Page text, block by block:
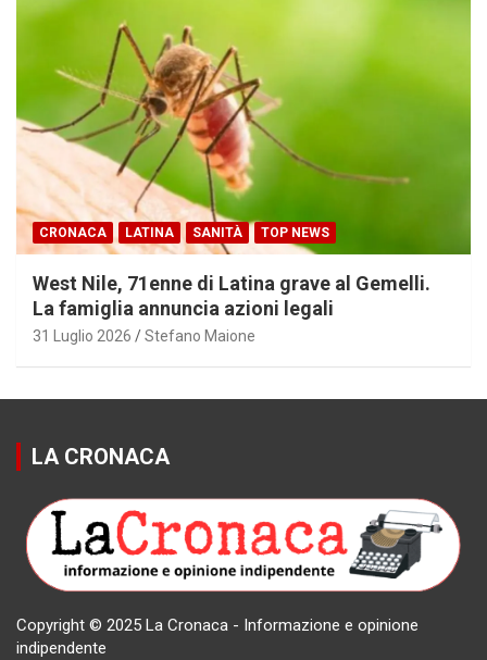
CRONACA LATINA SANITÀ TOP NEWS
West Nile, 71enne di Latina grave al Gemelli.
La famiglia annuncia azioni legali
31 Luglio 2026 Stefano Maione
LA CRONACA
Copyright © 2025 La Cronaca - Informazione e opinione
indipendente